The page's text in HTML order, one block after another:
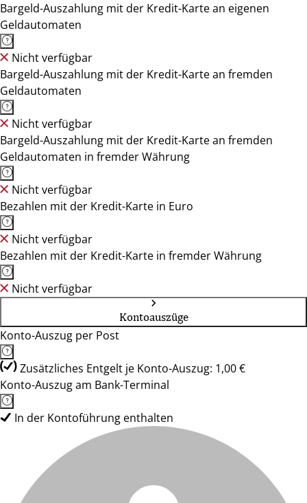
Bargeld-Auszahlung mit der Kredit-Karte an eigenen
Geldautomaten
Nicht verfügbar
Bargeld-Auszahlung mit der Kredit-Karte an fremden
Geldautomaten
Nicht verfügbar
Bargeld-Auszahlung mit der Kredit-Karte an fremden
Geldautomaten in fremder Währung
Nicht verfügbar
Bezahlen mit der Kredit-Karte in Euro
Nicht verfügbar
Bezahlen mit der Kredit-Karte in fremder Währung
Nicht verfügbar
Kontoauszüge
Konto-Auszug per Post
Zusätzliches Entgelt je Konto-Auszug: 1,00 €
Konto-Auszug am Bank-Terminal
In der Kontoführung enthalten